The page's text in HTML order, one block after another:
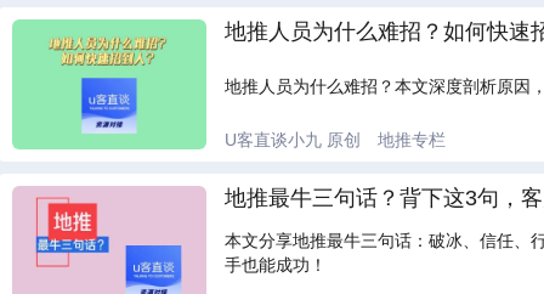
地推人员为什么难招？如何快速
地推人员为什么难招？本文深度剖析原因
U客直谈小九 原创 地推专栏
地推最牛三句话？背下这3句，
本文分享地推最牛三句话：破冰、信任、
手也能成功！